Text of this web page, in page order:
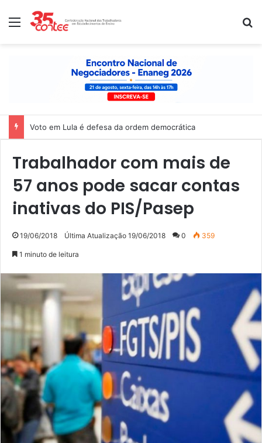
Menu
Voto em Lula é defesa da ordem democrática
Trabalhador com mais de
57 anos pode sacar contas
inativas do PIS/Pasep
19/06/2018 Última Atualização 19/06/2018 0 359
1 minuto de leitura